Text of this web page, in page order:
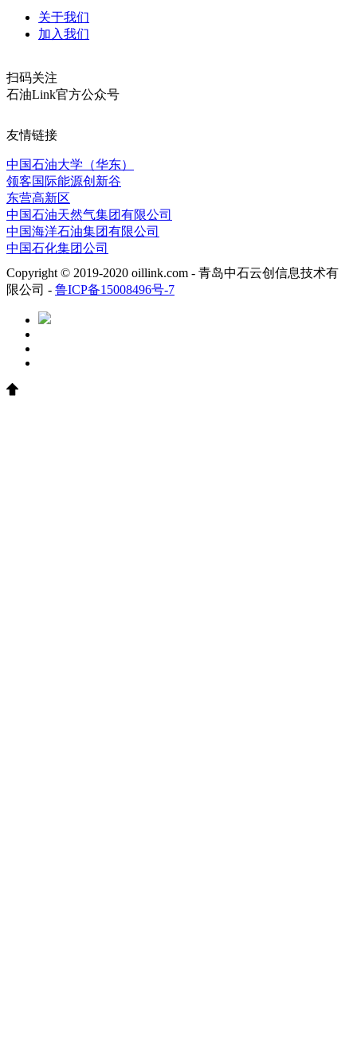
关于我们
加入我们
扫码关注
石油Link官方公众号
友情链接
中国石油大学（华东）
领客国际能源创新谷
东营高新区
中国石油天然气集团有限公司
中国海洋石油集团有限公司
中国石化集团公司
Copyright © 2019-2020 oillink.com - 青岛中石云创信息技术有
限公司 - 鲁ICP备15008496号-7